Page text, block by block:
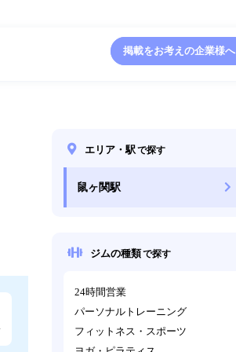
掲載をお考えの企業様へ
エリア・駅で探す
鼠ヶ関駅
ジムの種類で探す
24時間営業
パーソナルトレーニング
フィットネス・スポーツ